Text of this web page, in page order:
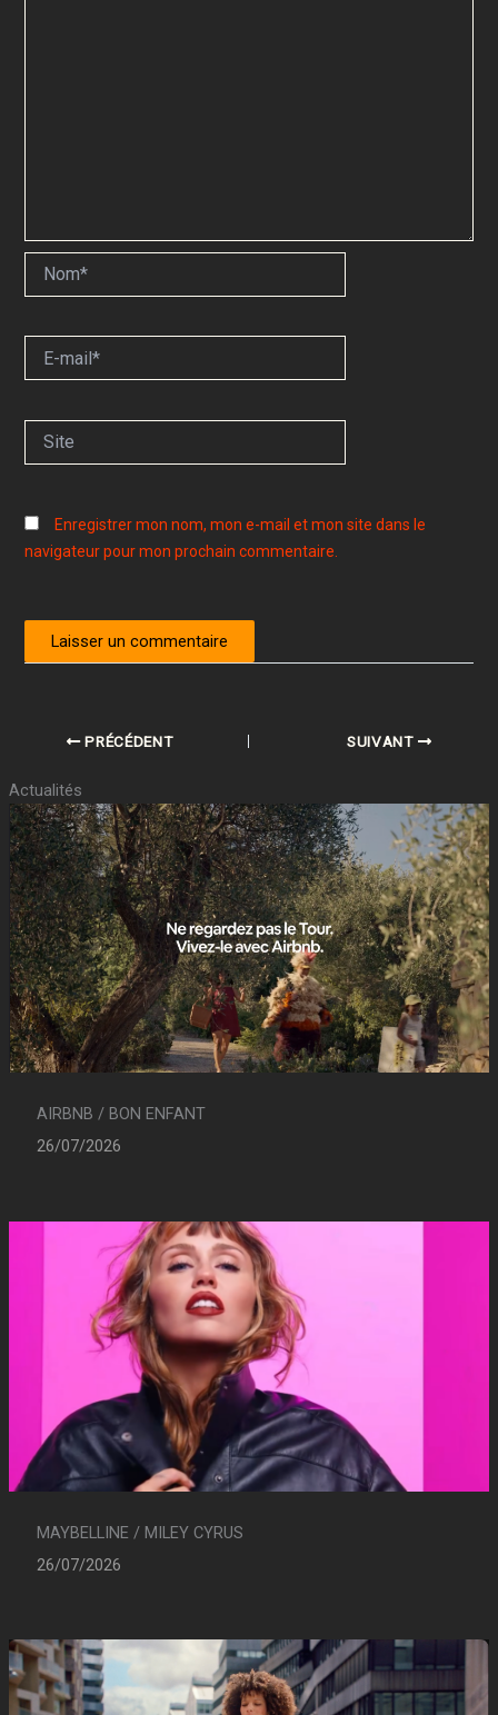
mail*
Enregistrer mon nom, mon e-mail et mon site dans le
navigateur pour mon prochain commentaire.
PRÉCÉDENT SUIVANT
Actualités
AIRBNB / BON ENFANT
26/07/2026
MAYBELLINE / MILEY CYRUS
26/07/2026